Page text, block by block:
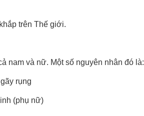
trên Thế giới.
nam và nữ. Một số nguyên nhân đó là:
rụng
(phụ nữ)